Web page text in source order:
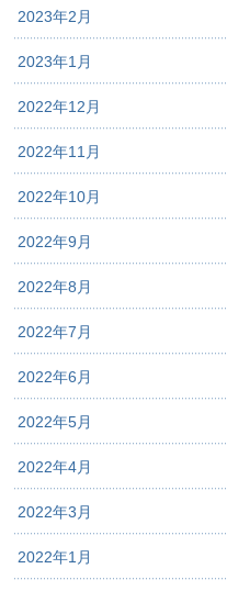
2023年2月
2023年1月
2022年12月
2022年11月
2022年10月
2022年9月
2022年8月
2022年7月
2022年6月
2022年5月
2022年4月
2022年3月
2022年1月